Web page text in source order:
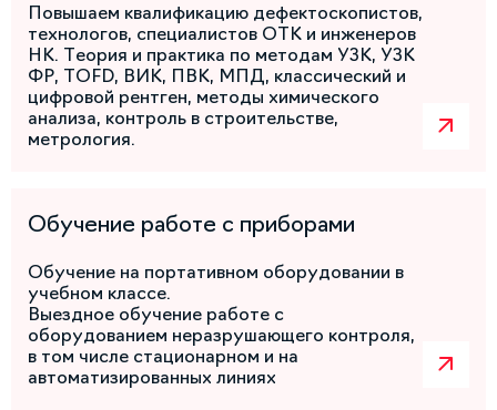
Повышаем квалификацию дефектоскопистов,
технологов, специалистов ОТК и инженеров
НК. Теория и практика по методам УЗК, УЗК
ФР, TOFD, ВИК, ПВК, МПД, классический и
цифровой рентген, методы химического
анализа, контроль в строительстве,
метрология.
Обучение работе с приборами
Обучение на портативном оборудовании в
учебном классе.
Выездное обучение работе с
оборудованием неразрушающего контроля,
в том числе стационарном и на
автоматизированных линиях